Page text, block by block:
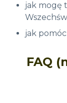
jak mogę
jak
FAQ